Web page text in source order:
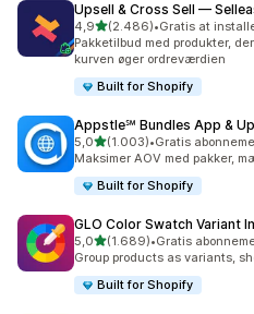
Upsell & Cross Sell —
4,9ud af 5 stjerner
(2.486)
2486 anmeldelser i alt
•Gratis at
Pakketilbud med produkter,
kurven øger ordreværdien
Built for Shopify
Appstle℠ Bundles App &
5,0ud af 5 stjerner
(1.003)
1003 anmeldelser i alt
•Gratis
Maksimer AOV med pakker,
Built for Shopify
GLO Color Swatch Variant
5,0ud af 5 stjerner
(1.689)
1689 anmeldelser i alt
•Gratis
Group products as variants,
Built for Shopify